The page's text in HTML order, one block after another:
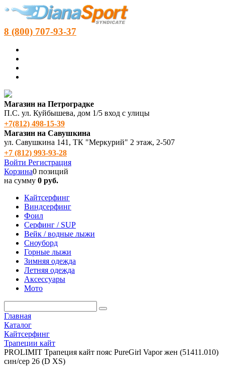
8 (800) 707-93-37
Магазин на Петроградке
П.С. ул. Куйбышева, дом 1/5 вход с улицы
+7(812) 498‑15-39
Магазин на Савушкина
ул. Савушкина 141, ТК "Меркурий" 2 этаж, 2-507
+7 (812) 993-93-28
Войти Регистрация
Корзина0 позиций
на сумму 0 руб.
Кайтсерфинг
Виндсерфинг
Фоил
Серфинг / SUP
Вейк / водные лыжи
Сноуборд
Горные лыжи
Зимняя одежда
Летняя одежда
Аксессуары
Мото
Главная
Каталог
Кайтсерфинг
Трапеции кайт
PROLIMIT Трапеция кайт пояс PureGirl Vapor жен (51411.010)
син/сер 26 (D XS)